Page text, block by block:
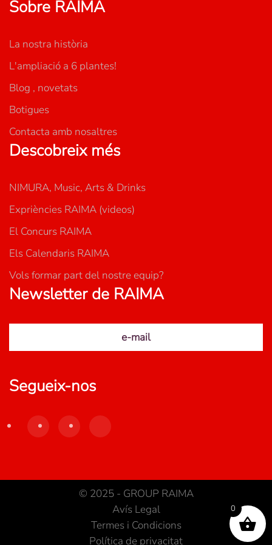
Sobre RAIMA
La nostra història
L'ampliació a 6 plantes!
Blog , novetats
Botigues
Contacta amb nosaltres
Descobreix més
NIMURA, Music, Arts & Drinks
Expriències RAIMA (videos)
El Concurs RAIMA
Els Calendaris RAIMA
Vols formar part del nostre equip?
Newsletter de RAIMA
e-mail
Segueix-nos
© 2025 - GROUP RAIMA
Avís Legal
Termes i Condicions
Política de privacitat
0